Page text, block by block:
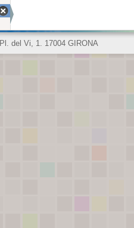
Pl. del Vi, 1. 17004 GIRONA